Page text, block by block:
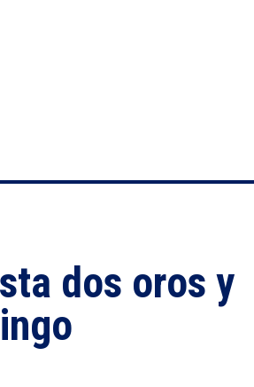
dos oros y